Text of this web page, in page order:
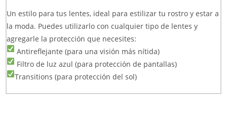
Un estilo para tus lentes, ideal para estilizar tu rostro y estar a
la moda. Puedes utilizarlo con cualquier tipo de lentes y
agregarle la protección que necesites:
Antireflejante (para una visión más nítida)
Filtro de luz azul (para protección de pantallas)
Transitions (para protección del sol)